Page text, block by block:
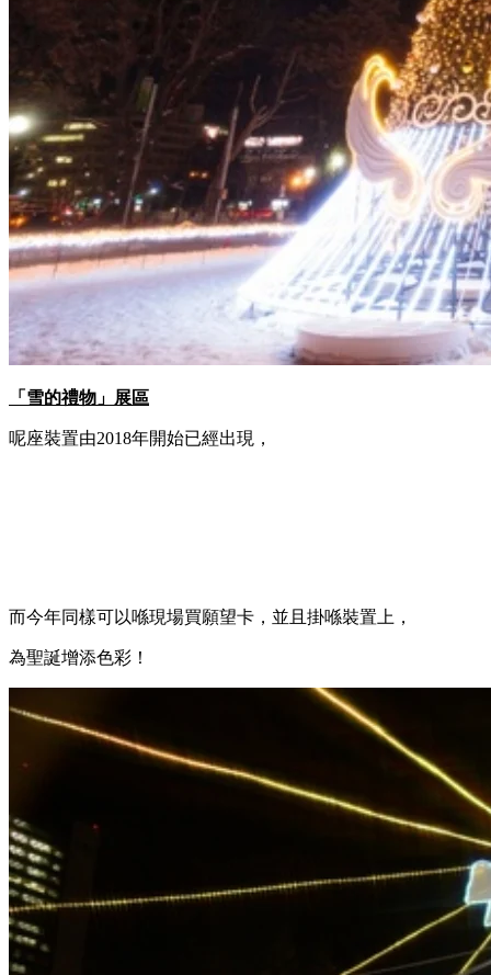
「雪的禮物」展區
呢座裝置由2018年開始已經出現，
而今年同樣可以喺現場買願望卡，並且掛喺裝置上，
為聖誕增添色彩！